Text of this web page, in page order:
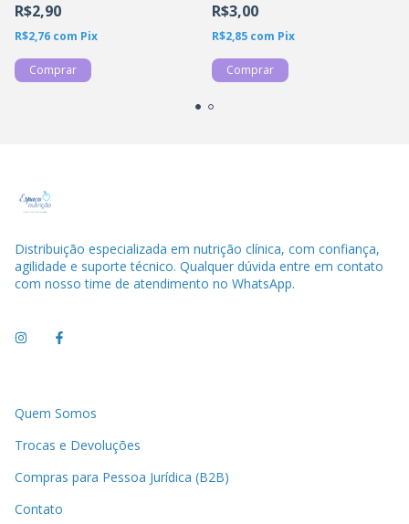
R$2,90
R$2,76 com Pix
R$3,00
R$2,85 com Pix
Distribuição especializada em nutrição clínica, com confiança,
agilidade e suporte técnico. Qualquer dúvida entre em contato
com nosso time de atendimento no WhatsApp.
Quem Somos
Trocas e Devoluções
Compras para Pessoa Jurídica (B2B)
Contato